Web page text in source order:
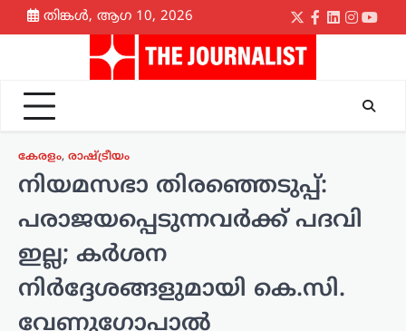
Skip
to
തിങ്കൾ, ആഗ 10, 2026
Twitter
Facebook
LinkedIn
കേരളം, രാഷ്ട്രീയം
നിയമസഭാ തിരഞ്ഞെടുപ്പ്:
പരാജയപ്പെടുന്നവർക്ക് പദവി
ഇല്ല; കർശന
നിർദ്ദേശങ്ങളുമായി കെ.സി.
വേണുഗോപാൽ